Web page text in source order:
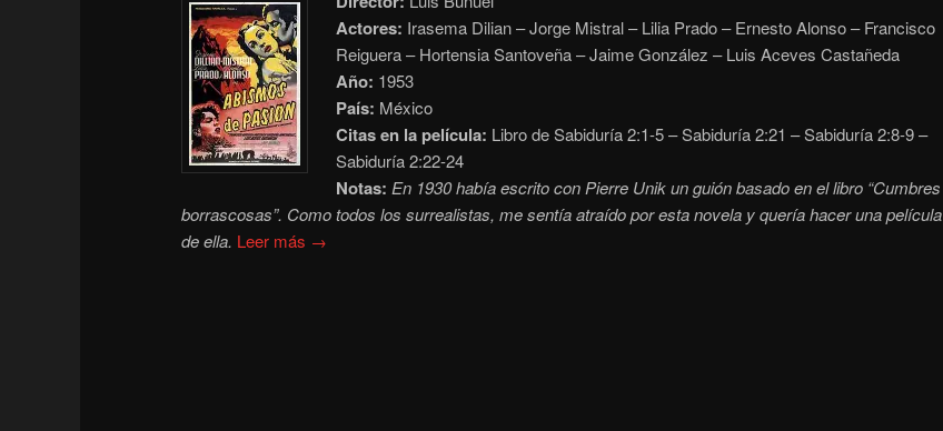
Actores: Irasema Dilian – Jorge Mistral – Lilia Prado – Ernesto Alonso – Francisco
Reiguera – Hortensia Santoveña – Jaime González – Luis Aceves Castañeda
Año: 1953
País: México
Citas en la película: Libro de Sabiduría 2:1-5 – Sabiduría 2:21 – Sabiduría 2:8-9 –
Sabiduría 2:22-24
Notas: En 1930 había escrito con Pierre Unik un guión basado en el libro “Cumbres
borrascosas”. Como todos los surrealistas, me sentía atraído por esta novela y quería hacer una película
de ella. Leer más →